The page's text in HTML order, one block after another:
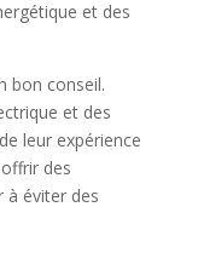
et des
bon conseil.
et des
leur expérience
des
à éviter des